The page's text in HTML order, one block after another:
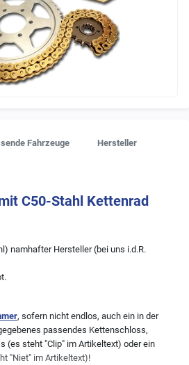
Fahrzeuge Hersteller
C50-Stahl Kettenrad
namhafter Hersteller (bei uns i.d.R.
, sofern nicht endlos, auch ein in der
passendes Kettenschloss,
(es steht "Clip" im Artikeltext) oder ein
"Niet" im Artikeltext)!